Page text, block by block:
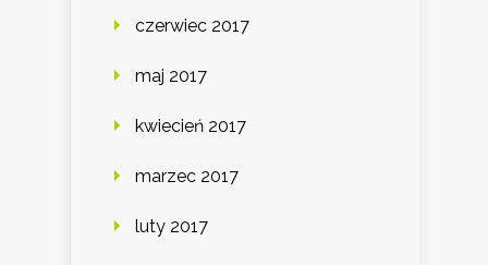
czerwiec 2017
maj 2017
kwiecień 2017
marzec 2017
luty 2017